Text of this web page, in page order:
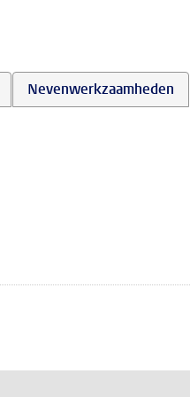
Nevenwerkzaamheden